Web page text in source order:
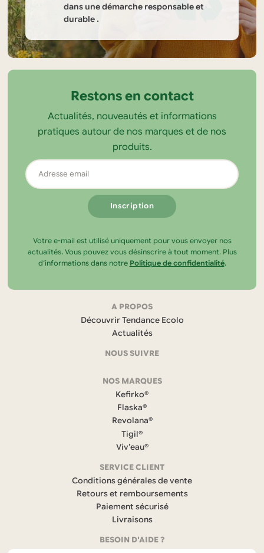
Informations
sur
boutique
Tendance
dans une démarche responsable et
durable .
Restons en contact
Actualités, nouveautés et informations
pratiques autour de nos marques et de nos
produits.
Adresse
email
Votre e-mail est utilisé uniquement pour vous envoyer nos
actualités. Vous pouvez vous désinscrire à tout moment. Plus
d’informations dans notre Politique de confidentialité.
coordonnées
A PROPOS
Découvrir Tendance Ecolo
Actualités
NOUS SUIVRE
a
c
e
b
o
o
k
s
o
u
v
r
d
NOS MARQUES
Kefirko®
Flaska®
Revolana®
Tigil®
Viv’eau®
SERVICE CLIENT
Conditions générales de vente
Retours et remboursements
Paiement sécurisé
Livraisons
BESOIN D'AIDE ?